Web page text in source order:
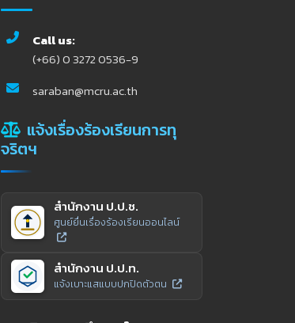
Call us:
(+66) 0 3272 0536-9
saraban@mcru.ac.th
แจ้งเรื่องร้องเรียนการทุ
จริตฯ
สำนักงาน ป.ป.ช.
ศูนย์ยื่นเรื่องร้องเรียนออนไลน์
สำนักงาน ป.ป.ท.
แจ้งเบาะแสแบบปกปิดตัวตน